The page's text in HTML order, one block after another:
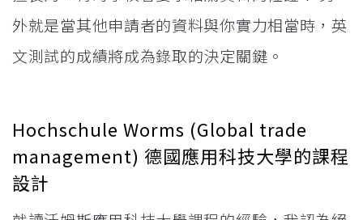
外就是當其他申請者的資料與你實力相當時，英
文測試的成績將成為錄取的決定關鍵。
Hochschule Worms (Global trade
management) 德國應用科技大學的課程
設計